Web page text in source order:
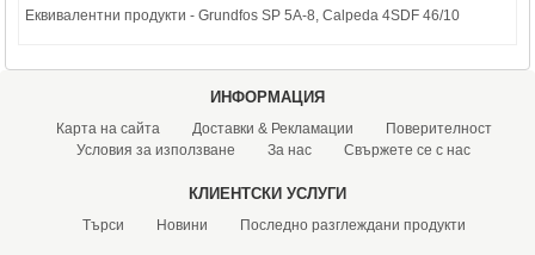
Еквивалентни продукти - Grundfos SP 5A-8, Calpeda 4SDF 46/10
ИНФОРМАЦИЯ
Карта на сайта Доставки & Рекламации
Поверителност
Условия за използване
За нас Свържете се с нас
КЛИЕНТСКИ УСЛУГИ
Търси Новини Последно разглеждани продукти